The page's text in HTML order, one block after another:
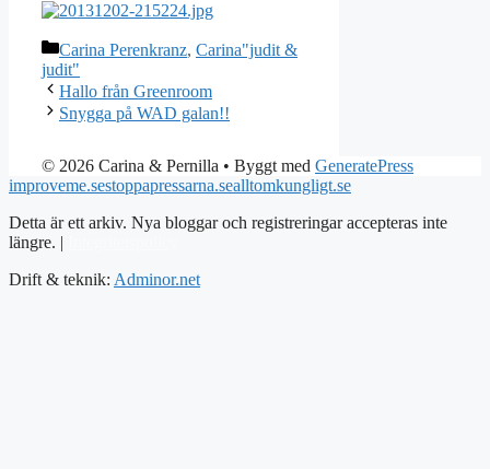
Kategorier
Carina Perenkranz, Carina"judit &
judit"
Hallo från Greenroom
Snygga på WAD galan!!
© 2026 Carina & Pernilla • Byggt med GeneratePress
improveme.sestoppapressarna.sealltomkungligt.se
Detta är ett arkiv. Nya bloggar och registreringar accepteras inte
längre. |
Drift & teknik: Adminor.net